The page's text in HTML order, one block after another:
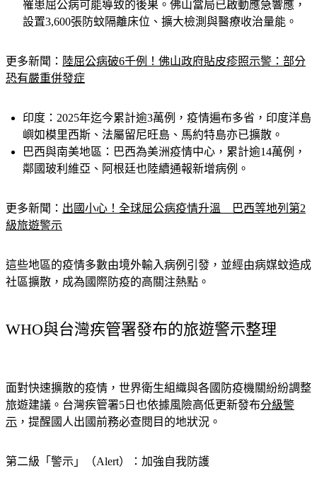
罹患屈公病可能導致的後果。佛山當局已啟動應急響應，
設置3,600張防蚊隔離床位、擴大檢測與醫療收治量能。
更多新聞： 陸屈公病破6千例！佛山政府貼皮疹照示警：部分
恐有嚴重併發症
印度：2025年迄今累計逾3萬例，疫情遍布多省，印度洋島
嶼如模里西斯、法屬留尼旺島、馬約特島亦已擴散。
巴西與南美地區：巴西為美洲疫情中心，累計逾14萬例，
鄰國玻利維亞、阿根廷也陸續通報新增病例。
更多新聞： 出國小心！全球屈公病疫情升溫　巴西等地列第2
級旅遊警示
這些地區的疫情多數由境外輸入病例引發，並經由病媒蚊造成
社區擴散，成為國際防疫的高關注熱點。
WHO與台灣疾管署發布的旅遊警示整理
面對快速擴散的疫情，世界衛生組織與各國防疫機關紛紛調整
旅遊建議。台灣疾管署5日也依據風險高低更新發布分級警
示 ，提醒國人出國前務必查閱目的地狀況。
第二級「警示」（Alert）：加強自我防護